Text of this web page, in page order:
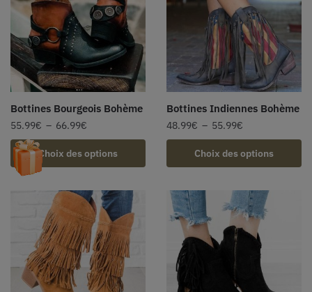
Bottines Bourgeois Bohème
55.99€ – 66.99€
Choix des options
Bottines Indiennes Bohème
48.99€ – 55.99€
Choix des options